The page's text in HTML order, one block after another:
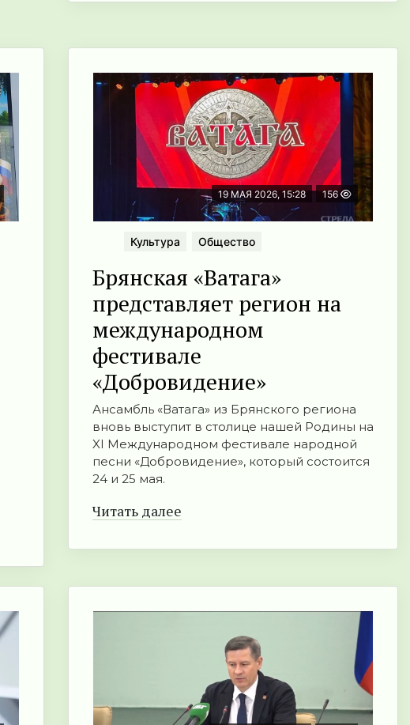
19 МАЯ 2026, 15:28 156
Культура Общество
Брянская «Ватага»
представляет регион на
международном
фестивале
«Добровидение»
Ансамбль «Ватага» из Брянского региона
вновь выступит в столице нашей Родины на
XI Международном фестивале народной
песни «Добровидение», который состоится
24 и 25 мая.
Читать далее